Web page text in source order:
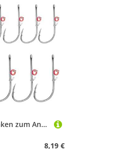
Hozaenwa Welshaken zum Angeln, Welshaken - Kohlenstoffstahl mit Widerhaken und Löchern | Angelhaken Tragbarer lebender Köderhaken Angelhaken aus Karbonstahl für Forellen
8,19 €